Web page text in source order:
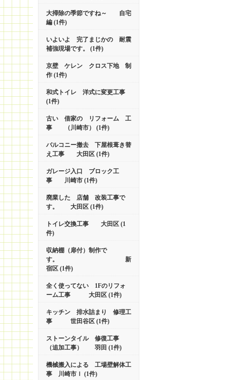
大掃除の季節ですね～ 自宅
編 (1件)
いよいよ 完了まじかの 耐震
補強現場です。 (1件)
京壁 ケレン クロス下地 制
作 (1件)
和式トイレ 洋式に変更工事
(1件)
古い 借家の リフォーム 工
事 （川崎市） (1件)
バルコニー撤去 下屋根葺き替
え工事 大田区 (1件)
ガレージ入口 ブロック工
事 川崎市 (1件)
廃業した 店舗 改装工事で
す。 大田区 (1件)
トイレ交換工事 大田区 (1
件)
収納棚（扉付）制作で
す。 新
宿区 (1件)
全く使ってない 1Fのリフォ
ーム工事 大田区 (1件)
キッチン 排水詰まり 修理工
事 世田谷区 (1件)
ストーンタイル 修復工事
（追加工事） 羽田 (1件)
機械搬入による 工場壁解体工
事 川崎市ｌ (1件)